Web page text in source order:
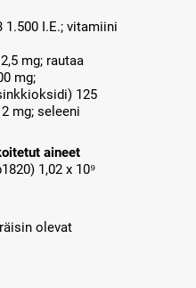
I.E.; vitamiini
mg; rautaa
mg;
125
mg; seleeni
aineet
1,02 x 10⁹
olevat